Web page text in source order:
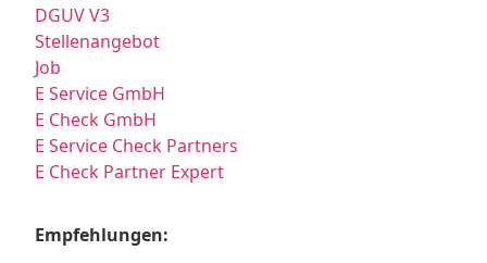
DGUV V3
Stellenangebot
Job
E Service GmbH
E Check GmbH
E Service Check Partners
E Check Partner Expert
Empfehlungen: